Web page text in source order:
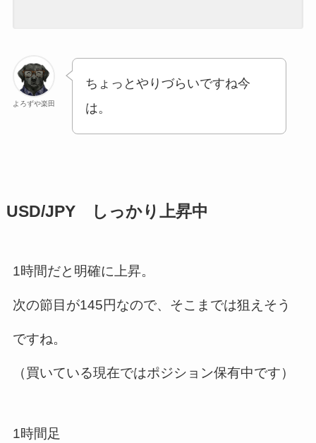
よろずや楽田
ちょっとやりづらいですね今
は。
USD/JPY しっかり上昇中
1時間だと明確に上昇。
次の節目が145円なので、そこまでは狙えそう
ですね。
（買いている現在ではポジション保有中です）
1時間足